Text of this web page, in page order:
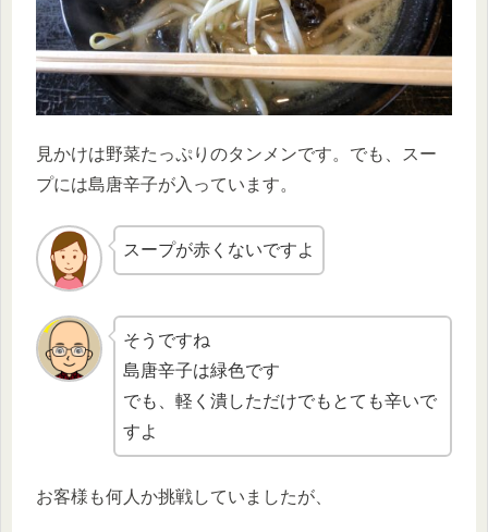
見かけは野菜たっぷりのタンメンです。でも、スー
プには島唐辛子が入っています。
スープが赤くないですよ
そうですね
島唐辛子は緑色です
でも、軽く潰しただけでもとても辛いで
すよ
お客様も何人か挑戦していましたが、